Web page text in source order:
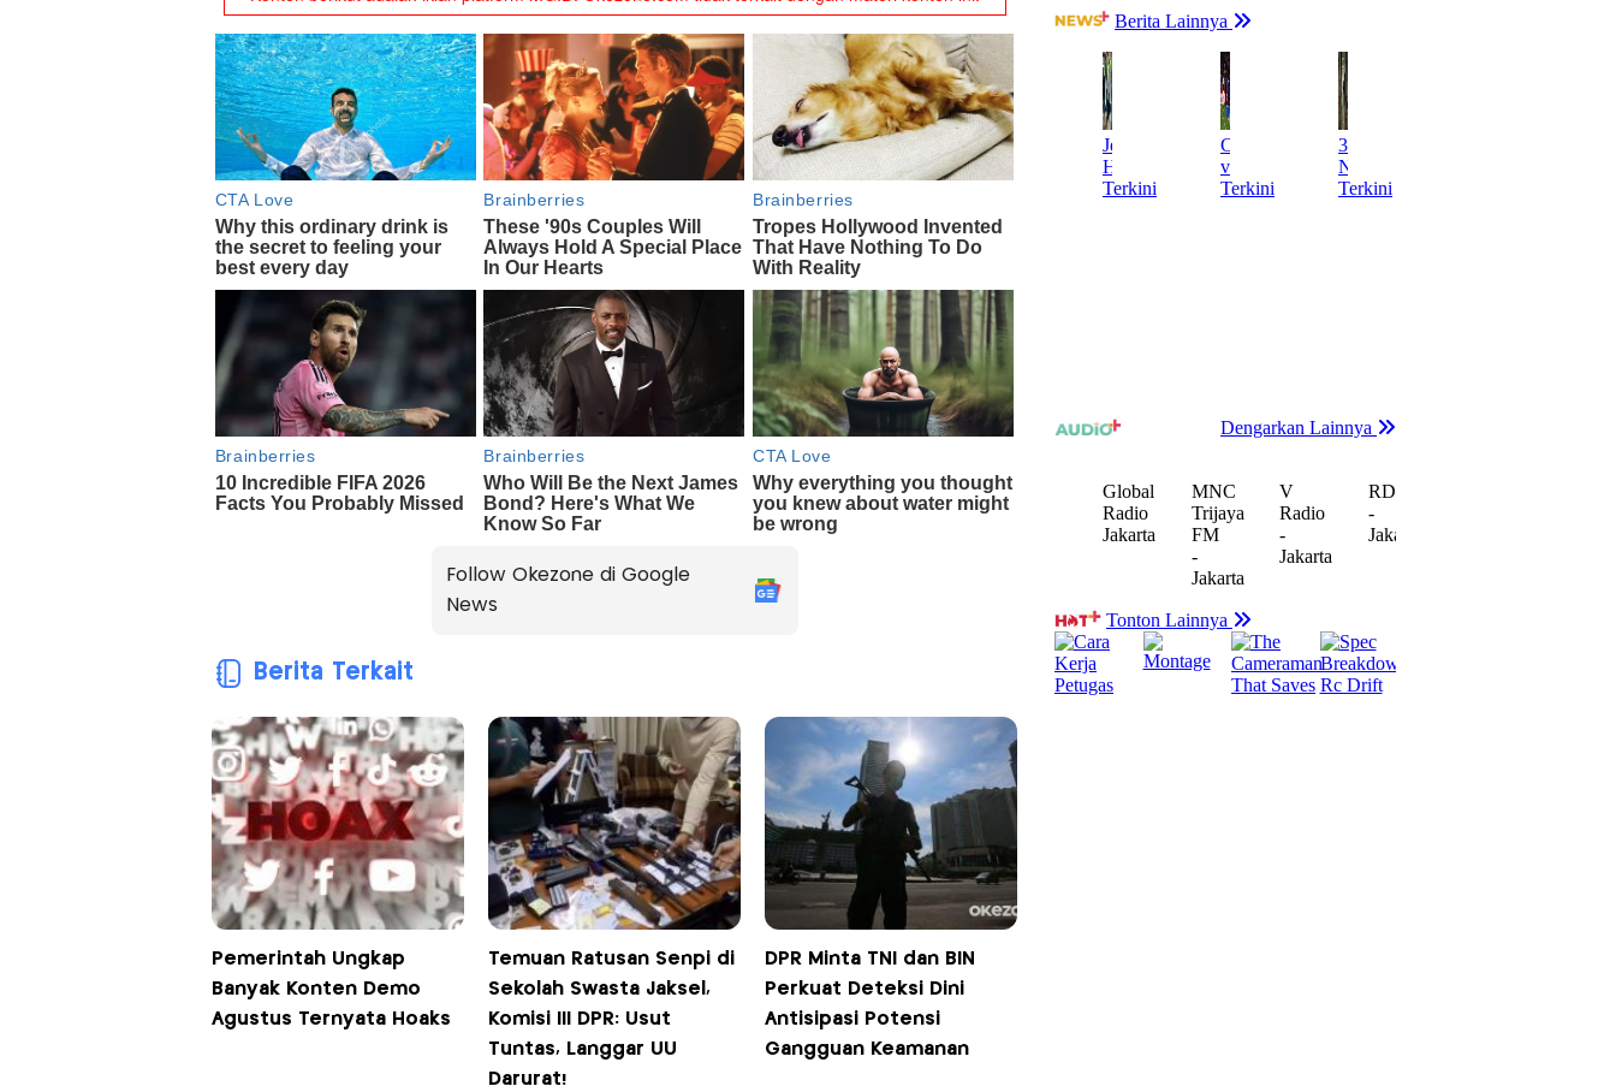
Follow Okezone di Google
News
Berita Terkait
Pemerintah Ungkap
Banyak Konten Demo
Agustus Ternyata Hoaks
Temuan Ratusan Senpi di
Sekolah Swasta Jaksel,
Komisi III DPR: Usut
Tuntas, Langgar UU
Darurat!
DPR Minta TNI dan BIN
Perkuat Deteksi Dini
Antisipasi Potensi
Gangguan Keamanan